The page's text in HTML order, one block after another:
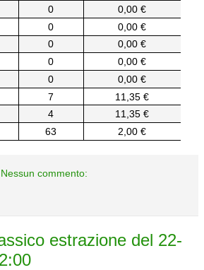
0
0,00 €
0
0,00 €
0
0,00 €
0
0,00 €
0
0,00 €
7
11,35 €
4
11,35 €
63 2,00 €
Nessun commento:
estrazione del 22-